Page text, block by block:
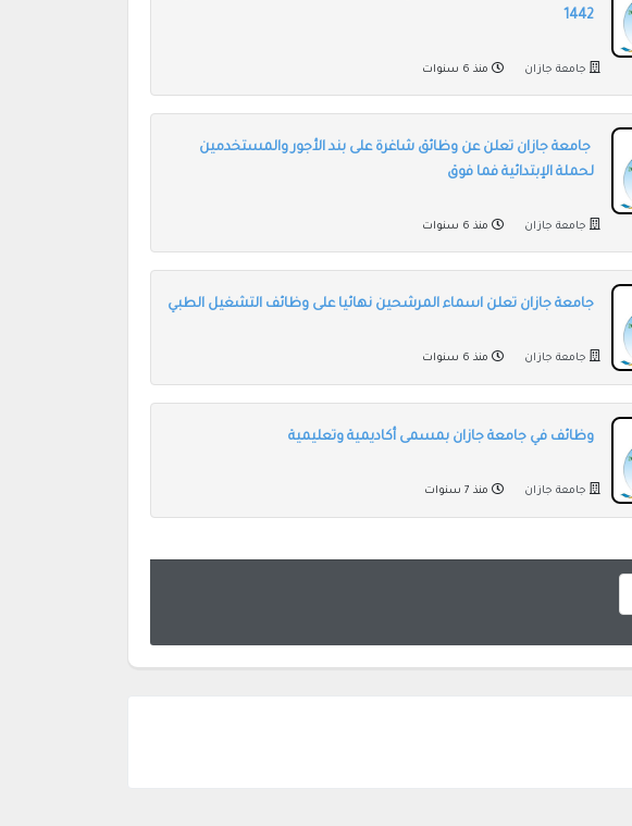
1442
جامعة جازان منذ 6 سنوات
جامعة جازان تعلن عن وظائق شاغرة على بند الأجور والمستخدمين
لحملة الإبتدائية فما فوق
جامعة جازان منذ 6 سنوات
جامعة جازان تعلن اسماء المرشحين نهائيا على وظائف التشغيل الطبي
جامعة جازان منذ 6 سنوات
وظائف في جامعة جازان بمسمى أكاديمية وتعليمية
جامعة جازان منذ 7 سنوات